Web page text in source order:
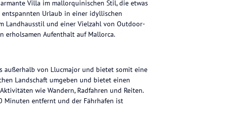
Villa im mallorquinischen Stil, die etwas
Urlaub in einer idyllischen
Landhausstil und einer Vielzahl von Outdoor-
erholsamen Aufenthalt auf Mallorca.
außerhalb von Llucmajor und bietet somit eine
Landschaft umgeben und bietet einen
wie Wandern, Radfahren und Reiten.
Minuten entfernt und der Fährhafen ist